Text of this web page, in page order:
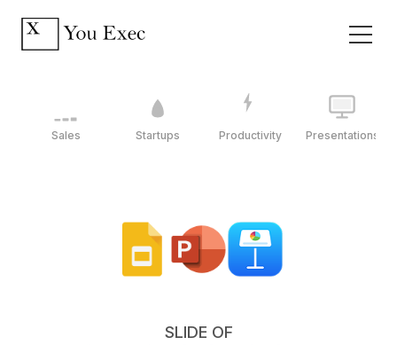
Sales Startups Productivity Presentations
SLIDE OF